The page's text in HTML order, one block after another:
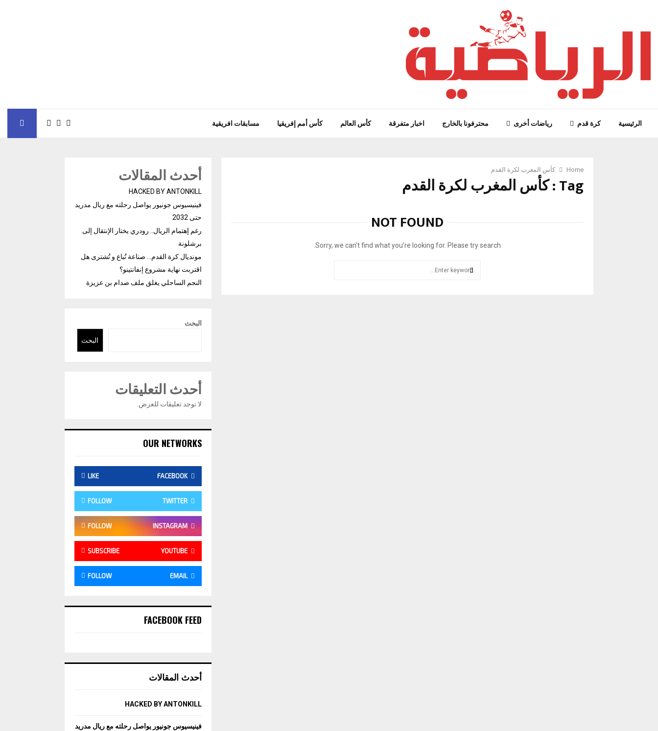
الرئيسية كرة قدم رياضات أخرى محترفونا بالخارج اخبار متفرقة كأس العالم كأس أمم إفريقيا مسابقات افريقية
Home كأس المغرب لكرة القدم
Tag : كأس المغرب لكرة القدم
NOT FOUND
Sorry, we can’t find what you’re looking for. Please try search.
for:
أحدث المقالات
HACKED BY ANTONKILL
فينيسيوس جونيور يواصل رحلته مع ريال مدريد
حتى 2032
رغم إهتمام الريال.. رودري يختار الإنتقال إلى
برشلونة
مونديال كرة القدم… صناعة تُباع و تُشترى هل
اقتربت نهاية مشروع إنفانتينو؟
النجم الساحلي يغلق ملف صدام بن عزيزة
البحث
البحث
أحدث التعليقات
لا توجد تعليقات للعرض.
OUR NETWORKS
FACEBOOK
LIKE
TWITTER
FOLLOW
INSTAGRAM
FOLLOW
YOUTUBE
SUBSCRIBE
EMAIL
FOLLOW
FACEBOOK FEED
أحدث المقالات
HACKED BY ANTONKILL
فينيسيوس جونيور يواصل رحلته مع ريال مدريد